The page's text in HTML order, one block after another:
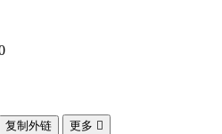
复制外链 更多 